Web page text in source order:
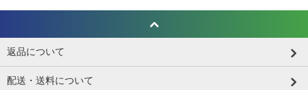
返品について
配送・送料について